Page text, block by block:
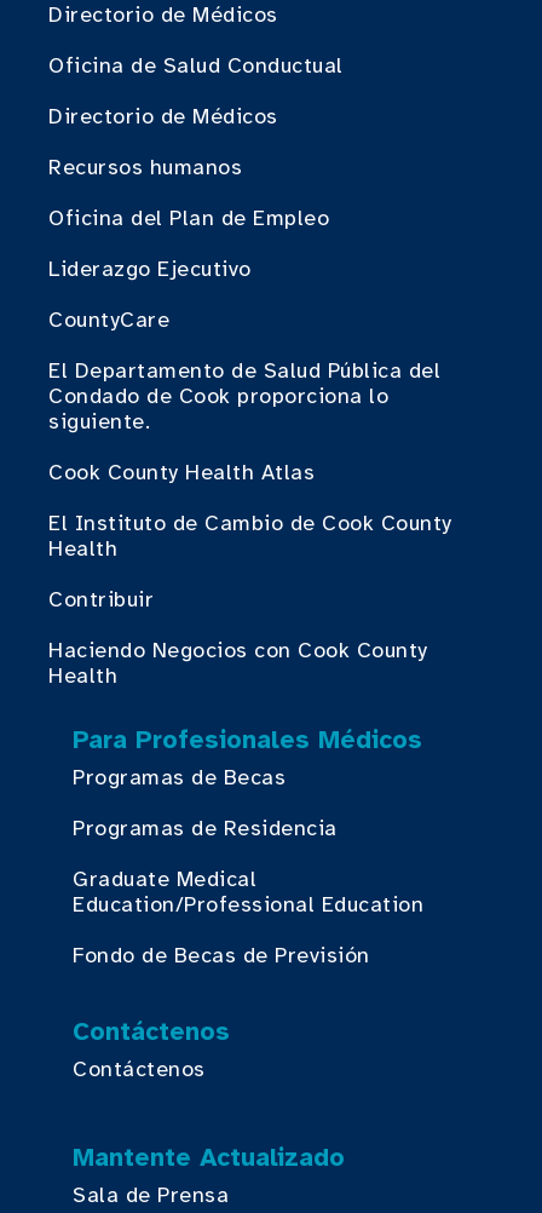
Directorio de Médicos
Oficina de Salud Conductual
Directorio de Médicos
Recursos humanos
Oficina del Plan de Empleo
Liderazgo Ejecutivo
CountyCare
El Departamento de Salud Pública del
Condado de Cook proporciona lo
siguiente.
Cook County Health Atlas
El Instituto de Cambio de Cook County
Health
Contribuir
Haciendo Negocios con Cook County
Health
Para Profesionales Médicos
Programas de Becas
Programas de Residencia
Graduate Medical
Education/Professional Education
Fondo de Becas de Previsión
Contáctenos
Contáctenos
Mantente Actualizado
Sala de Prensa